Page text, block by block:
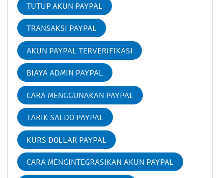
TUTUP AKUN PAYPAL
TRANSAKSI PAYPAL
AKUN PAYPAL TERVERIFIKASI
BIAYA ADMIN PAYPAL
CARA MENGGUNAKAN PAYPAL
TARIK SALDO PAYPAL
KURS DOLLAR PAYPAL
CARA MENGINTEGRASIKAN AKUN PAYPAL